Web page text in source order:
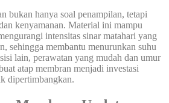
bukan hanya soal penampilan, tetapi
kenyamanan. Material ini mampu
intensitas sinar matahari yang
sehingga membantu menurunkan suhu
lain, perawatan yang mudah dan umur
atap membran menjadi investasi
dipertimbangkan.